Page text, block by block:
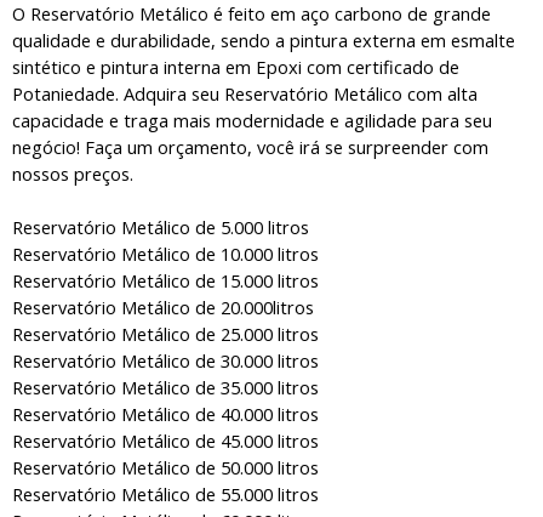
O Reservatório Metálico é feito em aço carbono de grande
qualidade e durabilidade, sendo a pintura externa em esmalte
sintético e pintura interna em Epoxi com certificado de
Potaniedade. Adquira seu Reservatório Metálico com alta
capacidade e traga mais modernidade e agilidade para seu
negócio! Faça um orçamento, você irá se surpreender com
nossos preços.
Reservatório Metálico de 5.000 litros
Reservatório Metálico de 10.000 litros
Reservatório Metálico de 15.000 litros
Reservatório Metálico de 20.000litros
Reservatório Metálico de 25.000 litros
Reservatório Metálico de 30.000 litros
Reservatório Metálico de 35.000 litros
Reservatório Metálico de 40.000 litros
Reservatório Metálico de 45.000 litros
Reservatório Metálico de 50.000 litros
Reservatório Metálico de 55.000 litros